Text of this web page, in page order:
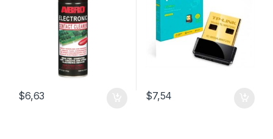
$6,63 $7,54